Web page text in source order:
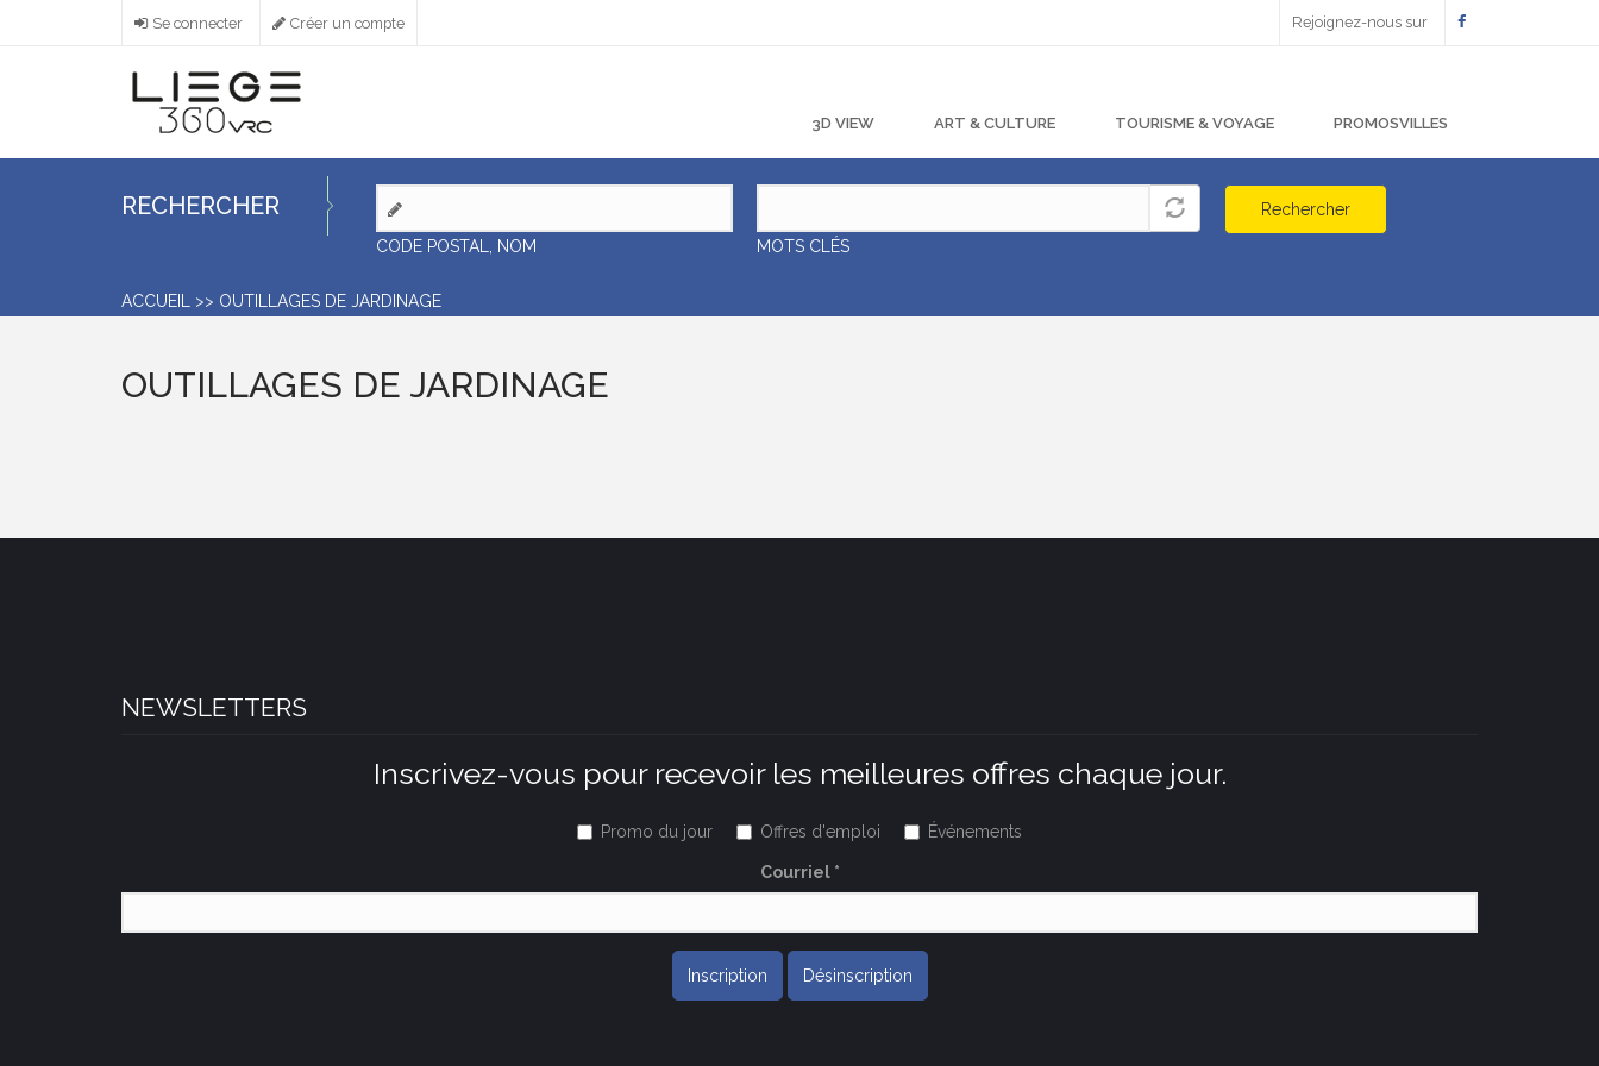
Se connecter Créer un compte Rejoignez-nous sur
3D VIEW ART & CULTURE TOURISME & VOYAGE PROMOSVILLES
RECHERCHER
CODE POSTAL, NOM MOTS CLÉS
Rechercher
ACCUEIL >> OUTILLAGES DE JARDINAGE
OUTILLAGES DE JARDINAGE
NEWSLETTERS
Inscrivez-vous pour recevoir les meilleures offres chaque jour.
Promo du jour Offres d'emploi Événements
Courriel *
Inscription Désinscription